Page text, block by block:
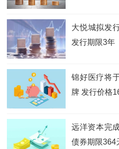
大悦城拟发
发行期限3年
锦好医疗将
牌 发行价格
远洋资本完
债券期限364